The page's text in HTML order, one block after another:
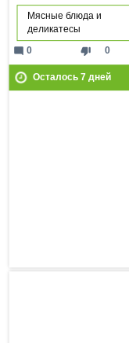
Мясные блюда и
деликатесы
thumb_down 0
mode_comment 0
Осталось 7дней